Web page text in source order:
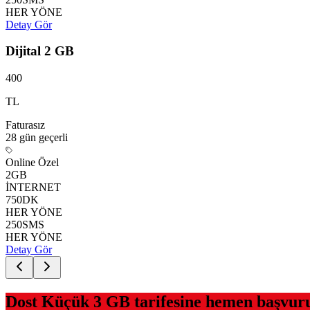
HER YÖNE
Detay Gör
Dijital 2 GB
400
TL
Faturasız
28 gün geçerli
Online Özel
2GB
İNTERNET
750DK
HER YÖNE
250SMS
HER YÖNE
Detay Gör
Dost Küçük 3 GB tarifesine hemen